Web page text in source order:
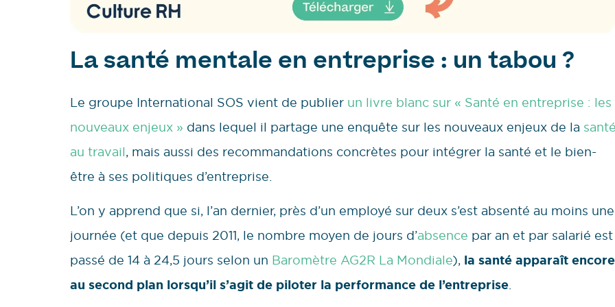
La santé mentale en entreprise : un tabou ?
Le groupe International SOS vient de publier un livre blanc sur « Santé en entreprise : les
nouveaux enjeux » dans lequel il partage une enquête sur les nouveaux enjeux de la
au travail, mais aussi des recommandations concrètes pour intégrer la santé et le bien-
être à ses politiques d’entreprise.
L’on y apprend que si, l’an dernier, près d’un employé sur deux s’est absenté au moins une
journée (et que depuis 2011, le nombre moyen de jours d’absence par an et par salarié est
passé de 14 à 24,5 jours selon un Baromètre AG2R La Mondiale), la santé apparaît encore
au second plan lorsqu’il s’agit de piloter la performance de l’entreprise.